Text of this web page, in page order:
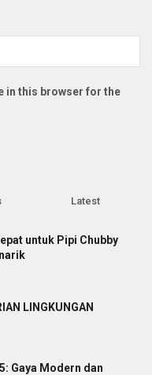
in this browser for the
Latest
untuk Pipi Chubby
LINGKUNGAN
Gaya Modern dan